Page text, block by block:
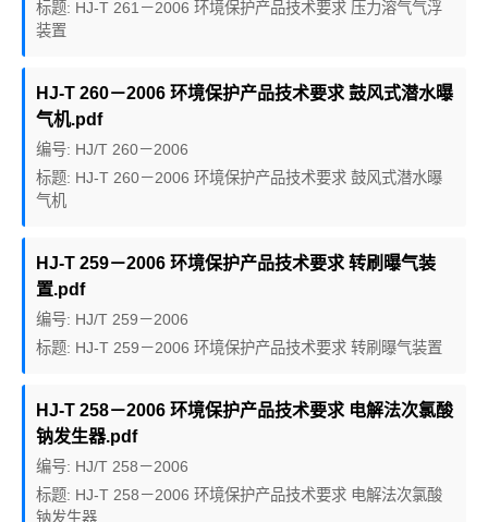
标题: HJ-T 261－2006 环境保护产品技术要求 压力溶气气浮
装置
HJ-T 260－2006 环境保护产品技术要求 鼓风式潜水曝
气机.pdf
编号: HJ/T 260－2006
标题: HJ-T 260－2006 环境保护产品技术要求 鼓风式潜水曝
气机
HJ-T 259－2006 环境保护产品技术要求 转刷曝气装
置.pdf
编号: HJ/T 259－2006
标题: HJ-T 259－2006 环境保护产品技术要求 转刷曝气装置
HJ-T 258－2006 环境保护产品技术要求 电解法次氯酸
钠发生器.pdf
编号: HJ/T 258－2006
标题: HJ-T 258－2006 环境保护产品技术要求 电解法次氯酸
钠发生器